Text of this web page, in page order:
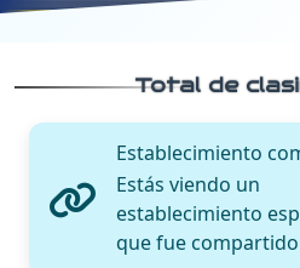
Total de
Establecimiento
Estás viendo un
establecimiento
que fue